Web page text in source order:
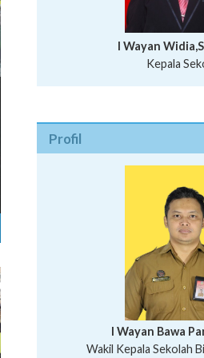
I Wayan
Kepala
Profil
I Wayan Bawa
Wakil Kepala Sekolah
I Wayan Gede Aditya
Ni Wayan Nopi